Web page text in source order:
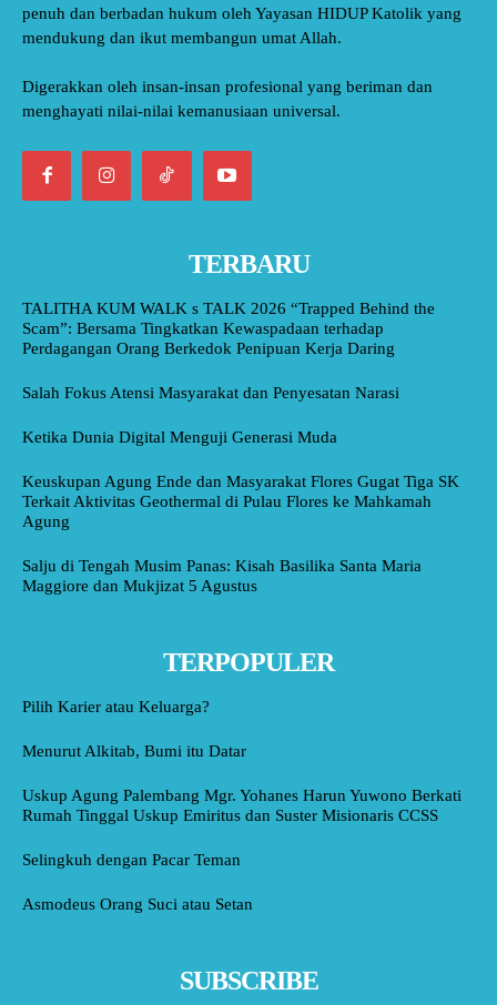
penuh dan berbadan hukum oleh Yayasan HIDUP Katolik yang
mendukung dan ikut membangun umat Allah.
Digerakkan oleh insan-insan profesional yang beriman dan
menghayati nilai-nilai kemanusiaan universal.
TERBARU
TALITHA KUM WALK s TALK 2026 “Trapped Behind the
Scam”: Bersama Tingkatkan Kewaspadaan terhadap
Perdagangan Orang Berkedok Penipuan Kerja Daring
Salah Fokus Atensi Masyarakat dan Penyesatan Narasi
Ketika Dunia Digital Menguji Generasi Muda
Keuskupan Agung Ende dan Masyarakat Flores Gugat Tiga SK
Terkait Aktivitas Geothermal di Pulau Flores ke Mahkamah
Agung
Salju di Tengah Musim Panas: Kisah Basilika Santa Maria
Maggiore dan Mukjizat 5 Agustus
TERPOPULER
Pilih Karier atau Keluarga?
Menurut Alkitab, Bumi itu Datar
Uskup Agung Palembang Mgr. Yohanes Harun Yuwono Berkati
Rumah Tinggal Uskup Emiritus dan Suster Misionaris CCSS
Selingkuh dengan Pacar Teman
Asmodeus Orang Suci atau Setan
SUBSCRIBE